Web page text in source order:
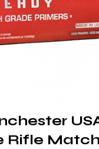
Rifle Match